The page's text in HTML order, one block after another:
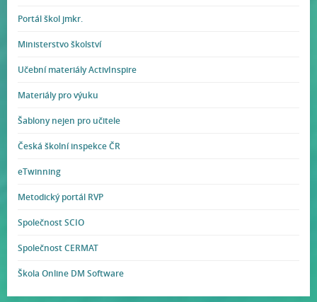
Portál škol jmkr.
Ministerstvo školství
Učební materiály ActivInspire
Materiály pro výuku
Šablony nejen pro učitele
Česká školní inspekce ČR
eTwinning
Metodický portál RVP
Společnost SCIO
Společnost CERMAT
Škola Online DM Software